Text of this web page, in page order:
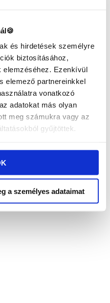
és hirdetések személyre
biztosításához,
elemzéséhez. Ezenkívül
elemező partnereinkkel
vonatkozó
adatokat más olyan
meg számukra vagy az
gyűjtöttek.
a személyes adataimat